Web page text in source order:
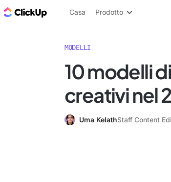
Blog di ClickUp
Casa Prodotto
MODELLI
10 modelli
creativi nel
Uma KelathStaff Content